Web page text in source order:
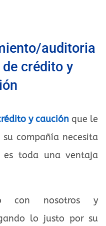
auditoria
crédito y
y caución que le
compañía necesita
toda una ventaja
con nosotros y
lo justo por su